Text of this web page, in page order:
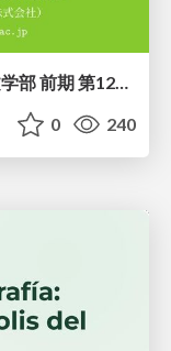
[2026前期火５] 論理学（京都大学文学部 前期 第12回）「証明を走らせる：カリー・ハワード対応」
0 240